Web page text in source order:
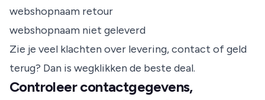
webshopnaam retour
webshopnaam niet geleverd
Zie je veel klachten over levering, contact of geld
terug? Dan is wegklikken de beste deal.
Controleer contactgegevens,